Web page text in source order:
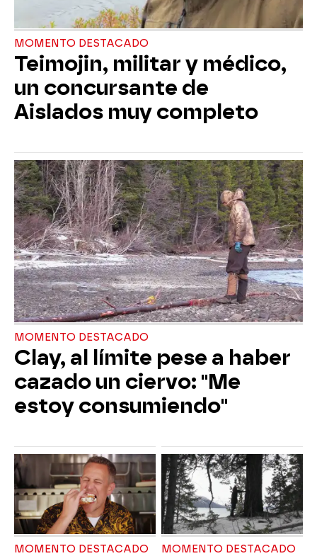
MOMENTO DESTACADO
Teimojin, militar y médico,
un concursante de
Aislados muy completo
MOMENTO DESTACADO
Clay, al límite pese a haber
cazado un ciervo: "Me
estoy consumiendo"
MOMENTO DESTACADO MOMENTO DESTACADO